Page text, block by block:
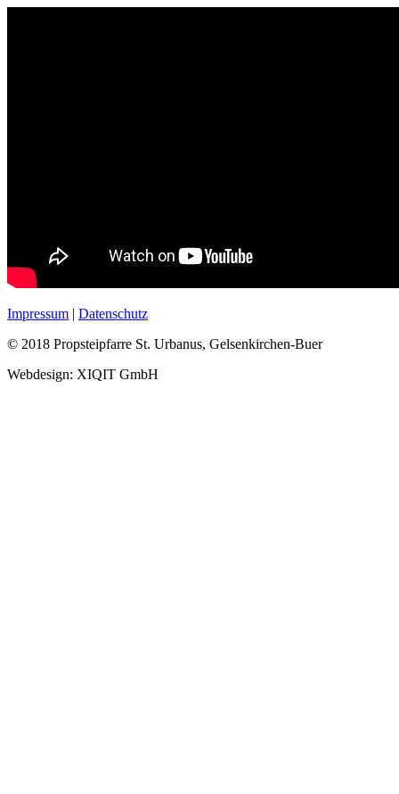
Impressum | Datenschutz
© 2018 Propsteipfarre St. Urbanus, Gelsenkirchen-Buer
Webdesign: XIQIT GmbH